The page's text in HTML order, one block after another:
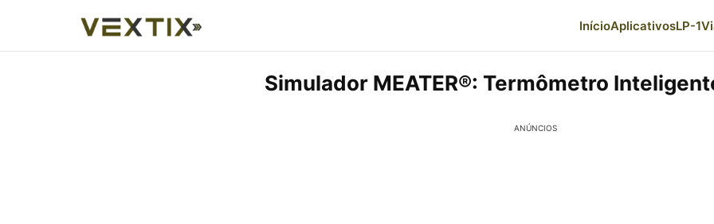
InícioAplicativosLP-1
Simulador MEATER®: Termômetro
ANÚNCIOS